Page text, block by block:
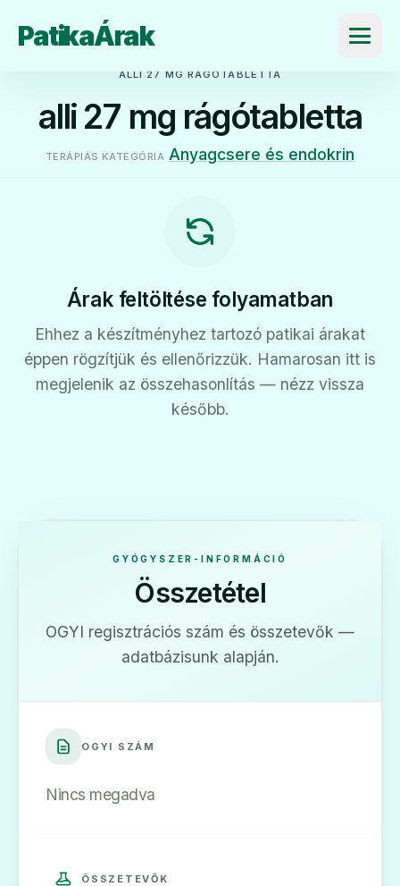
PatikaÁrak
ALLI 27 MG RÁGÓTABLETTA
alli 27 mg rágótabletta
TERÁPIÁS KATEGÓRIA Anyagcsere és endokrin
Árak feltöltése folyamatban
Ehhez a készítményhez tartozó patikai árakat
éppen rögzítjük és ellenőrizzük. Hamarosan itt is
megjelenik az összehasonlítás — nézz vissza
később.
GYÓGYSZER-INFORMÁCIÓ
Összetétel
OGYI regisztrációs szám és összetevők —
adatbázisunk alapján.
OGYI SZÁM
Nincs megadva
ÖSSZETEVŐK